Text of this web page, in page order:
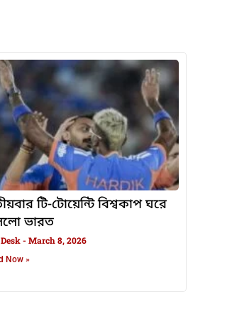
টি-টোয়েন্টি বিশ্বকাপ ঘরে
ভারত
March 8, 2026
Now »